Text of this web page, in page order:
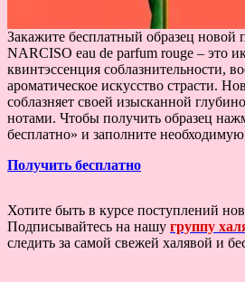
Закажите бесплатный образец
NARCISO eau de parfum rouge – это
квинтэссенция соблазнительности,
ароматическое искусство страсти.
соблазняет своей изысканной
нотами. Чтобы получить образец
бесплатно» и заполните
Получить бесплатно
Хотите быть в курсе поступлений
Подписывайтесь на нашу группу
следить за самой свежей халявой и